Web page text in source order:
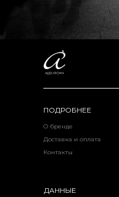
ПОДРОБНЕЕ
ДАННЫЕ
О бренде
Доставка и оплата
Контакты